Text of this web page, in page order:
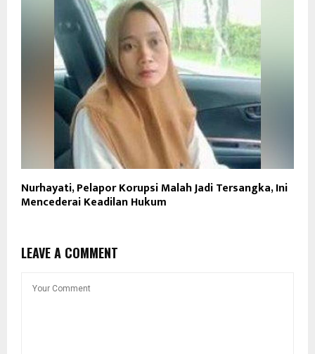
Nurhayati, Pelapor Korupsi Malah Jadi Tersangka, Ini
Mencederai Keadilan Hukum
LEAVE A COMMENT